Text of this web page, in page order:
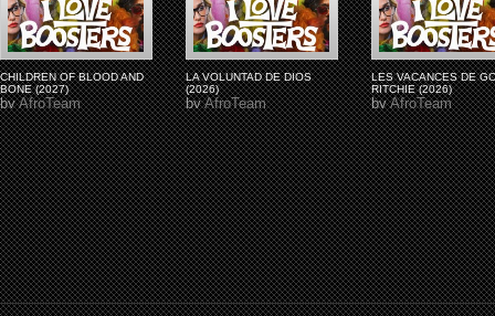
CHILDREN OF BLOOD AND
BONE (2027)
byAfroTeam
LA VOLUNTAD DE DIOS
(2026)
byAfroTeam
LES VACANCES DE
RITCHIE (2026)
byAfroTeam